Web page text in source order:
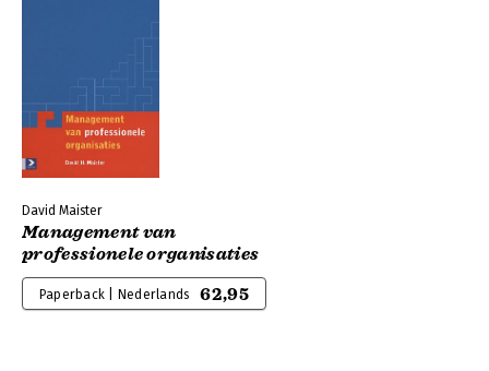
David Maister
Management van
professionele organisaties
Paperback | Nederlands 62,95